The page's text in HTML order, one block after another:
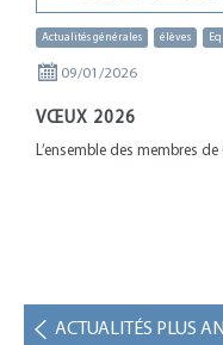
Actualités générales élèves
09/01/2026
VŒUX 2026
L’ensemble des membres
ACTUALITÉS PLUS